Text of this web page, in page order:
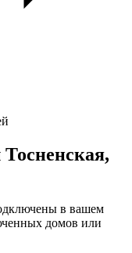
в вашем
домов или